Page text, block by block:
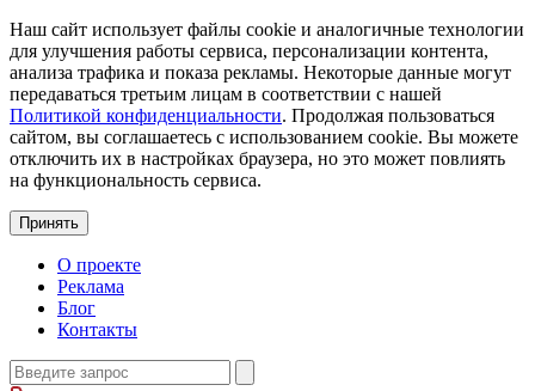
Наш сайт использует файлы cookie и аналогичные технологии
для улучшения работы сервиса, персонализации контента,
анализа трафика и показа рекламы. Некоторые данные могут
передаваться третьим лицам в соответствии с нашей
Политикой конфиденциальности. Продолжая пользоваться
сайтом, вы соглашаетесь с использованием cookie. Вы можете
отключить их в настройках браузера, но это может повлиять
на функциональность сервиса.
Принять
О проекте
Реклама
Блог
Контакты